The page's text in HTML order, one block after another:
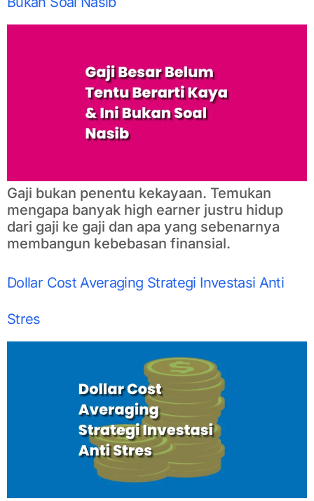
Gaji bukan penentu kekayaan. Temukan
mengapa banyak high earner justru hidup
dari gaji ke gaji dan apa yang sebenarnya
membangun kebebasan finansial.
Dollar Cost Averaging Strategi Investasi Anti
Stres